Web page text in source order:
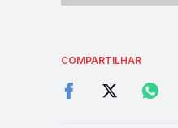
COMPARTILHAR